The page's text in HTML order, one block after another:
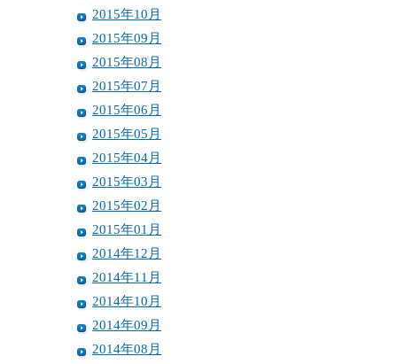
2015年10月
2015年09月
2015年08月
2015年07月
2015年06月
2015年05月
2015年04月
2015年03月
2015年02月
2015年01月
2014年12月
2014年11月
2014年10月
2014年09月
2014年08月